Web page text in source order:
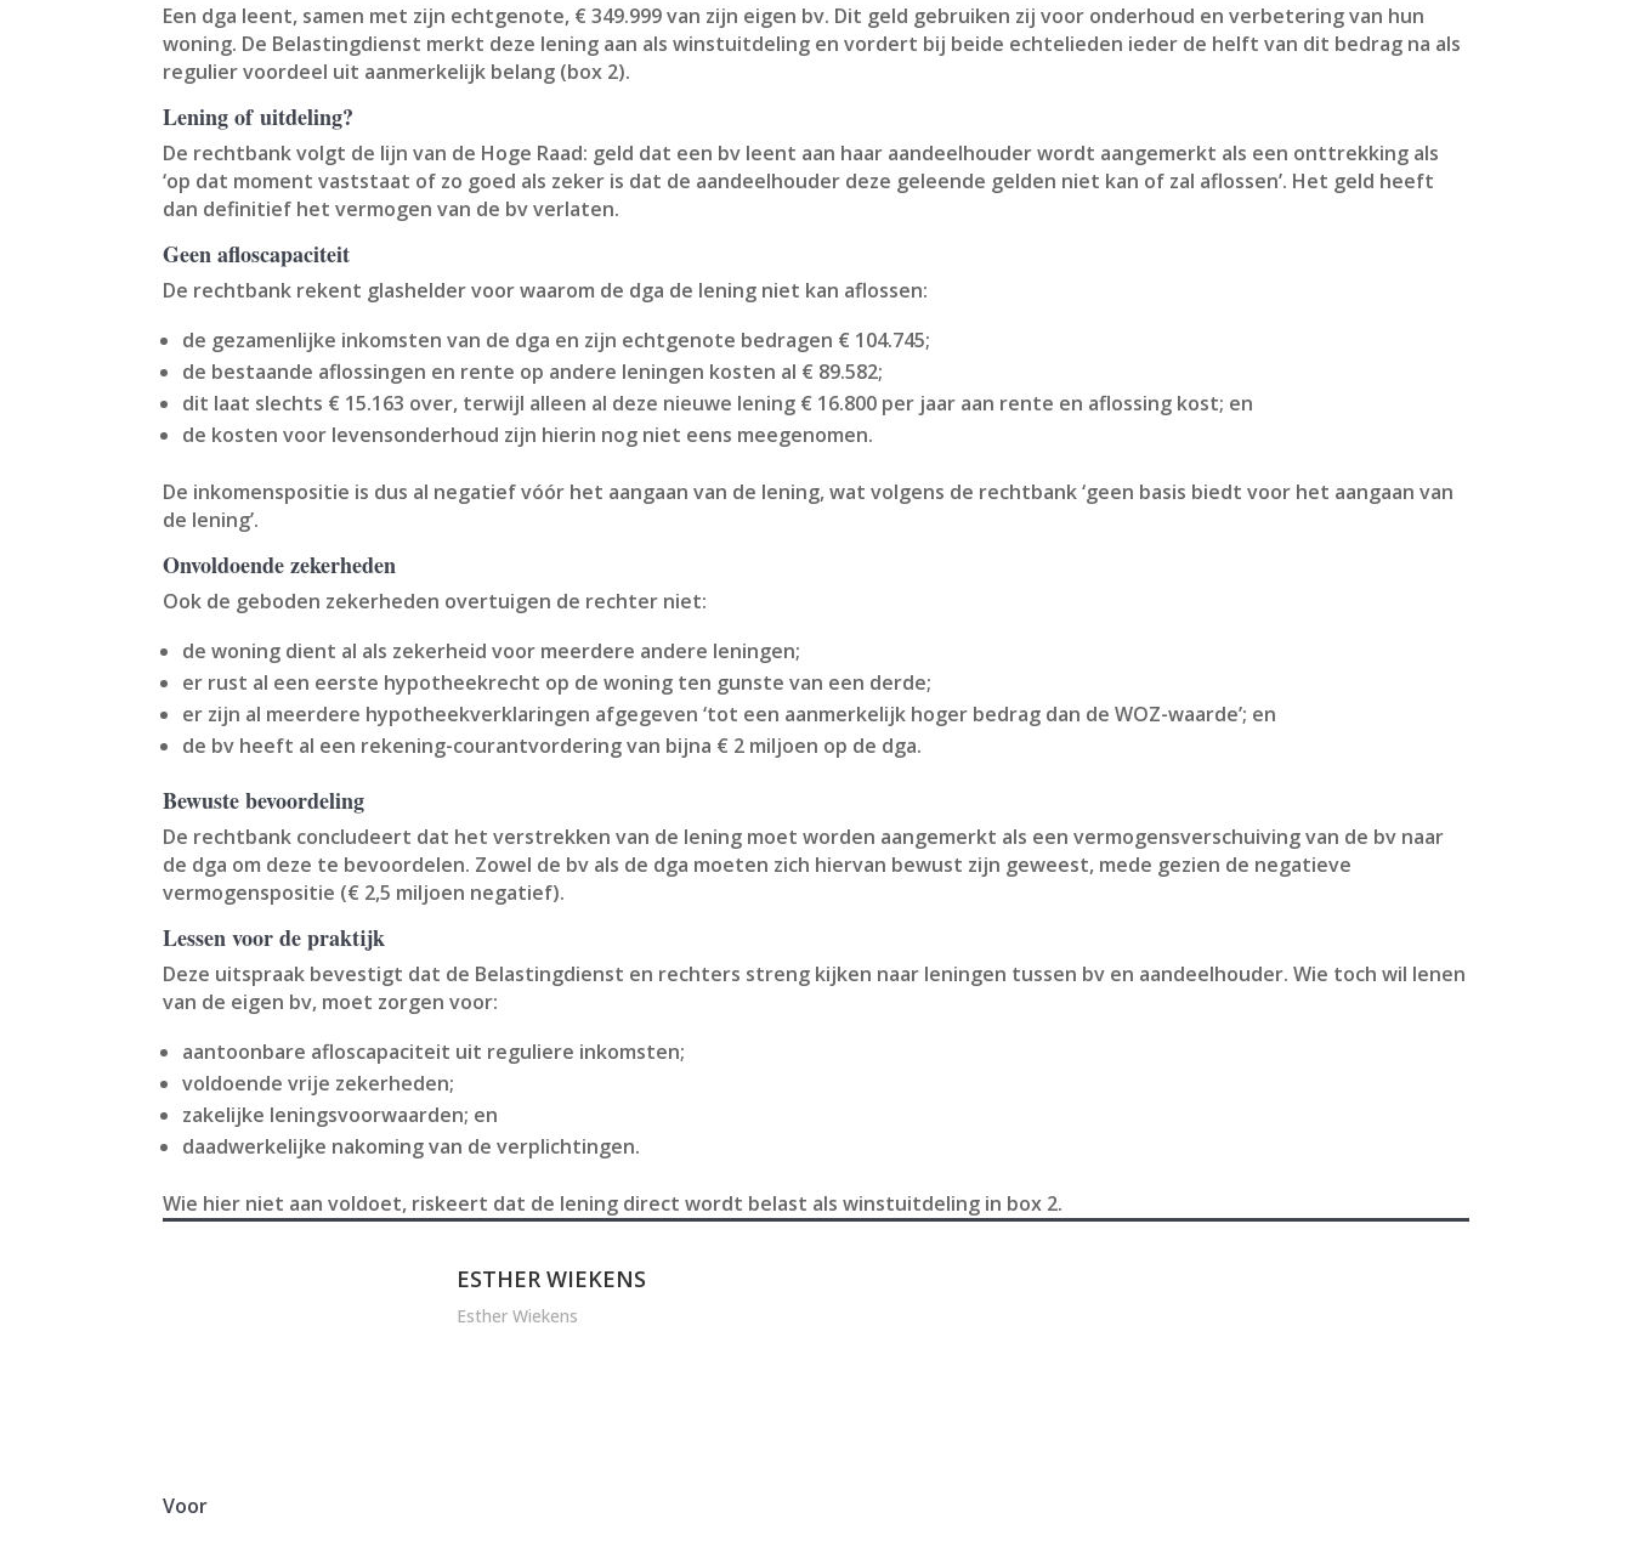
Een dga leent, samen met zijn echtgenote, € 349.999 van zijn eigen bv. Dit geld gebruiken zij voor onderhoud en verbetering van hun
woning. De Belastingdienst merkt deze lening aan als winstuitdeling en vordert bij beide echtelieden ieder de helft van dit bedrag na als
regulier voordeel uit aanmerkelijk belang (box 2).
Lening of uitdeling?
De rechtbank volgt de lijn van de Hoge Raad: geld dat een bv leent aan haar aandeelhouder wordt aangemerkt als een onttrekking als
‘op dat moment vaststaat of zo goed als zeker is dat de aandeelhouder deze geleende gelden niet kan of zal aflossen’. Het geld heeft
dan definitief het vermogen van de bv verlaten.
Geen afloscapaciteit
De rechtbank rekent glashelder voor waarom de dga de lening niet kan aflossen:
de gezamenlijke inkomsten van de dga en zijn echtgenote bedragen € 104.745;
de bestaande aflossingen en rente op andere leningen kosten al € 89.582;
dit laat slechts € 15.163 over, terwijl alleen al deze nieuwe lening € 16.800 per jaar aan rente en aflossing kost; en
de kosten voor levensonderhoud zijn hierin nog niet eens meegenomen.
De inkomenspositie is dus al negatief vóór het aangaan van de lening, wat volgens de rechtbank ‘geen basis biedt voor het aangaan van
de lening’.
Onvoldoende zekerheden
Ook de geboden zekerheden overtuigen de rechter niet:
de woning dient al als zekerheid voor meerdere andere leningen;
er rust al een eerste hypotheekrecht op de woning ten gunste van een derde;
er zijn al meerdere hypotheekverklaringen afgegeven ‘tot een aanmerkelijk hoger bedrag dan de WOZ-waarde’; en
de bv heeft al een rekening-courantvordering van bijna € 2 miljoen op de dga.
Bewuste bevoordeling
De rechtbank concludeert dat het verstrekken van de lening moet worden aangemerkt als een vermogensverschuiving van de bv naar
de dga om deze te bevoordelen. Zowel de bv als de dga moeten zich hiervan bewust zijn geweest, mede gezien de negatieve
vermogenspositie (€ 2,5 miljoen negatief).
Lessen voor de praktijk
Deze uitspraak bevestigt dat de Belastingdienst en rechters streng kijken naar leningen tussen bv en aandeelhouder. Wie toch wil lenen
van de eigen bv, moet zorgen voor:
aantoonbare afloscapaciteit uit reguliere inkomsten;
voldoende vrije zekerheden;
zakelijke leningsvoorwaarden; en
daadwerkelijke nakoming van de verplichtingen.
Wie hier niet aan voldoet, riskeert dat de lening direct wordt belast als winstuitdeling in box 2.
ESTHER WIEKENS
Esther Wiekens
Voor